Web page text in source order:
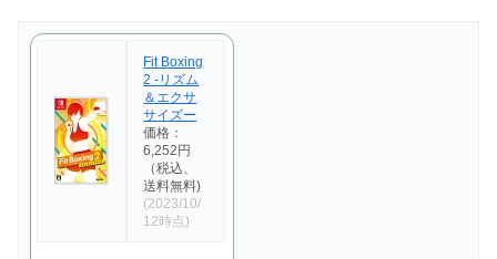
Fit Boxing
2 -リズム
＆エクサ
サイズー
価格：
6,252円
（税込、
送料無料)
(2023/10/
12時点)